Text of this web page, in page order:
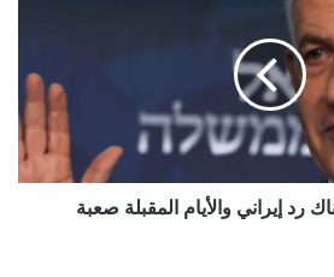
رد إيراني والأيام المقبلة صعبة